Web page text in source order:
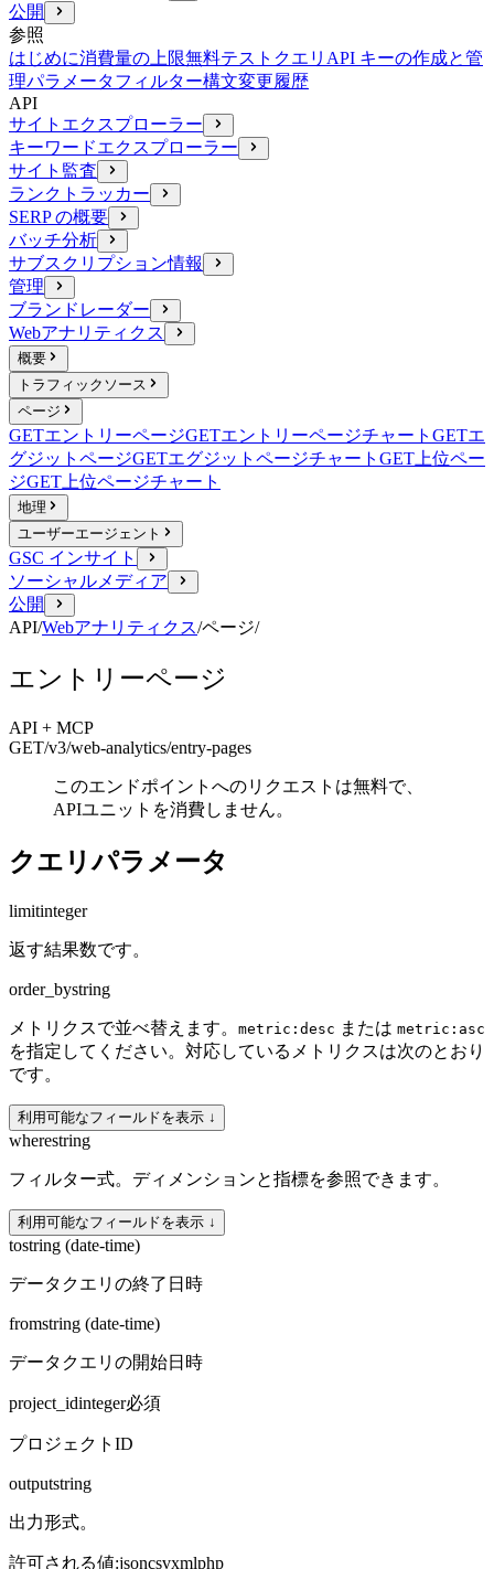
公開
参照
はじめに消費量の上限無料テストクエリ API キーの作成と管
理パラメータフィルター構文変更履歴
API
サイトエクスプローラー
キーワードエクスプローラー
サイト監査
ランクトラッカー
SERP の概要
バッチ分析
サブスクリプション情報
管理
ブランドレーダー
Webアナリティクス
概要
トラフィックソース
ページ
GETエントリーページGETエントリーページチャート GETエ
グジットページGETエグジットページチャート GET 上位ペー
ジGET 上位ページチャート
地理
ユーザーエージェント
GSC インサイト
ソーシャルメディア
公開
API/Webアナリティクス/ページ/
エントリーページ
API + MCP
GET/v3/web-analytics/entry-pages
このエンドポイントへのリクエストは無料で、
APIユニットを消費しません。
クエリパラメータ
limitinteger
返す結果数です。
order_bystring
メトリクスで並べ替えます。 metric:desc または metric:asc
を指定してください。対応しているメトリクスは次のとおり
です。
利用可能なフィールドを表示 ↓
wherestring
フィルター式。ディメンションと指標を参照できます。
利用可能なフィールドを表示 ↓
tostring (date-time)
データクエリの終了日時
fromstring (date-time)
データクエリの開始日時
project_idinteger必須
プロジェクトID
outputstring
出力形式。
許可される値:jsoncsvxmlphp